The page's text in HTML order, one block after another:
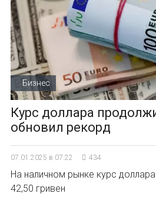
Бизнес
Курс доллара
обновил рекорд
07.01.2025 в 07:22 434
На наличном рынке курс
42,50 гривен